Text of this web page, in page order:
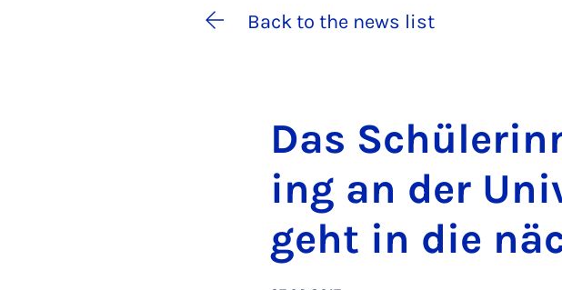
Back to the news list
Das
ing an der
ge­ht in die